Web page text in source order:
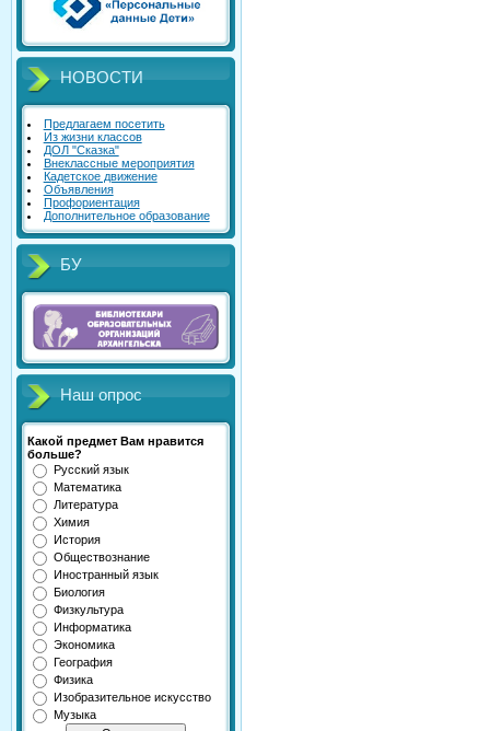
НОВОСТИ
Предлагаем посетить
Из жизни классов
ДОЛ "Сказка"
Внеклассные мероприятия
Кадетское движение
Объявления
Профориентация
Дополнительное образование
БУ
Наш опрос
Какой предмет Вам нравится
больше?
Русский язык
Математика
Литература
Химия
История
Обществознание
Иностранный язык
Биология
Физкультура
Информатика
Экономика
География
Физика
Изобразительное искусство
Музыка